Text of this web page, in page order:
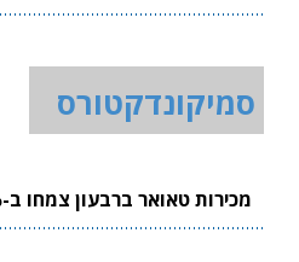
סמיקונדקטורס
מכירות טאואר ברבעון צמחו ב-24%